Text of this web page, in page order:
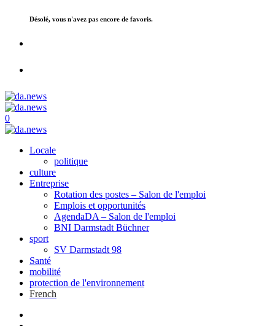
Désolé, vous n'avez pas encore de favoris.
0
Locale
politique
culture
Entreprise
Rotation des postes – Salon de l'emploi
Emplois et opportunités
AgendaDA – Salon de l'emploi
BNI Darmstadt Büchner
sport
SV Darmstadt 98
Santé
mobilité
protection de l'environnement
French